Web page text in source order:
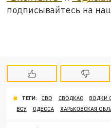
подписывайтесь на
ТЕГИ: СВО СВОДКАС ВОДКИ
ВСУ
ОДЕССА ХАРЬКОВСКАЯ